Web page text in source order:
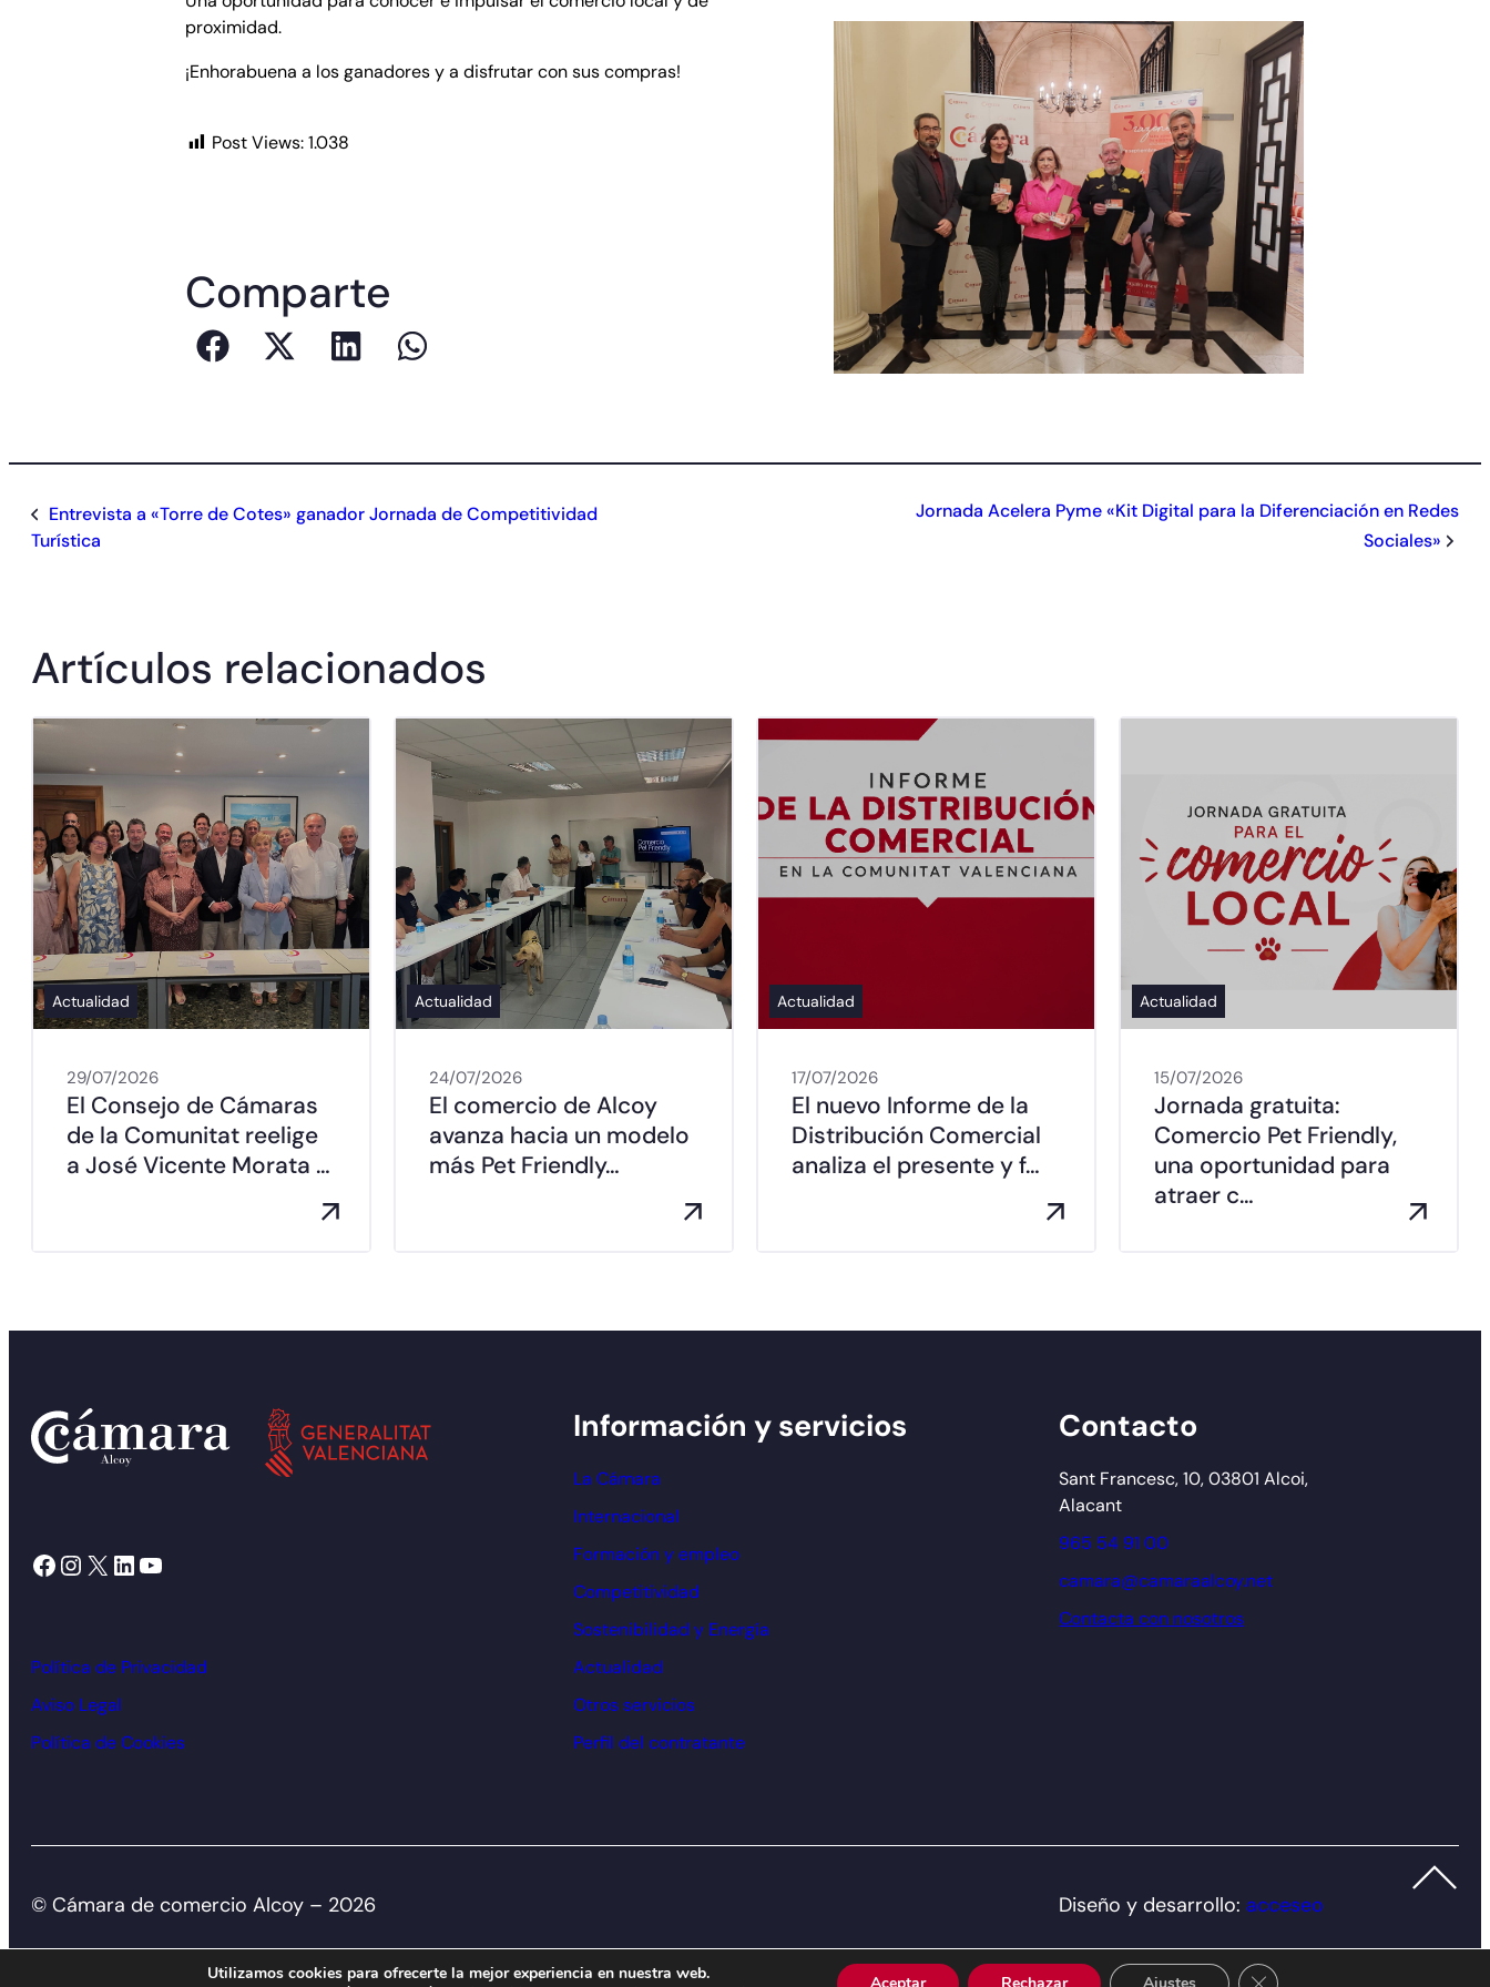
proximidad.
¡Enhorabuena a los ganadores y a disfrutar con sus compras!
Post Views: 1.038
Comparte
Entrevista a «Torre de Cotes» ganador Jornada de Competitividad
Turística
Jornada Acelera Pyme «Kit Digital para la Diferenciación en Redes
Sociales»
Artículos relacionados
Actualidad
29/07/2026
El Consejo de Cámaras
de la Comunitat reelige
a José Vicente Morata …
Actualidad
24/07/2026
El comercio de Alcoy
avanza hacia un modelo
más Pet Friendly…
Actualidad
17/07/2026
El nuevo Informe de la
Distribución Comercial
analiza el presente y f…
Actualidad
15/07/2026
Jornada gratuita:
Comercio Pet Friendly,
una oportunidad para
atraer c…
Facebook Instagram X LinkedIn YouTube
Política de Privacidad
Aviso Legal
Política de Cookies
Información y servicios
La Cámara
Internacional
Formación y empleo
Competitividad
Sostenibilidad y Energía
Actualidad
Otros servicios
Perfil del contratante
Contacto
Sant Francesc, 10, 03801 Alcoi,
Alacant
965 54 91 00
camara@camaraalcoy.net
Contacta con nosotros
© Cámara de comercio Alcoy – 2026 Diseño y desarrollo: acceseo
Utilizamos cookies para ofrecerte la mejor experiencia en nuestra web.
Cerrar el banner de cookies